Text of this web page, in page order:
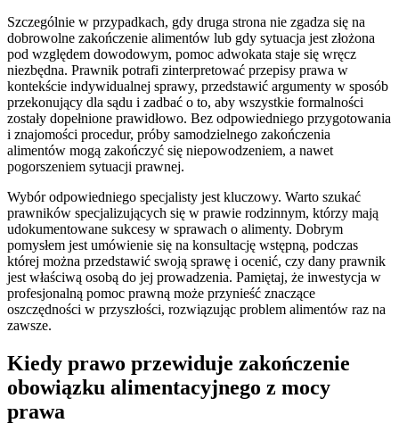
Szczególnie w przypadkach, gdy druga strona nie zgadza się na
dobrowolne zakończenie alimentów lub gdy sytuacja jest złożona
pod względem dowodowym, pomoc adwokata staje się wręcz
niezbędna. Prawnik potrafi zinterpretować przepisy prawa w
kontekście indywidualnej sprawy, przedstawić argumenty w sposób
przekonujący dla sądu i zadbać o to, aby wszystkie formalności
zostały dopełnione prawidłowo. Bez odpowiedniego przygotowania
i znajomości procedur, próby samodzielnego zakończenia
alimentów mogą zakończyć się niepowodzeniem, a nawet
pogorszeniem sytuacji prawnej.
Wybór odpowiedniego specjalisty jest kluczowy. Warto szukać
prawników specjalizujących się w prawie rodzinnym, którzy mają
udokumentowane sukcesy w sprawach o alimenty. Dobrym
pomysłem jest umówienie się na konsultację wstępną, podczas
której można przedstawić swoją sprawę i ocenić, czy dany prawnik
jest właściwą osobą do jej prowadzenia. Pamiętaj, że inwestycja w
profesjonalną pomoc prawną może przynieść znaczące
oszczędności w przyszłości, rozwiązując problem alimentów raz na
zawsze.
Kiedy prawo przewiduje zakończenie
obowiązku alimentacyjnego z mocy
prawa